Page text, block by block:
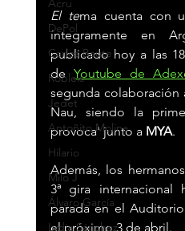
Acru
DePol
Carlos Baute
Robleis
Jedet
Antoñito Molina
Hilario
Milo J
Álvaro García
Lydia Sánchez
El tema cuenta con
íntegramente en
publicado hoy a las
de Youtube de
segunda
Nau, siendo la
provoca' junto a MYA.
Además, los
3ª gira internacional
parada en el
el próximo 3 de abril.